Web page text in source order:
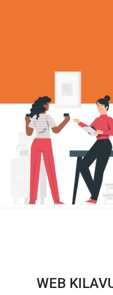
WEB